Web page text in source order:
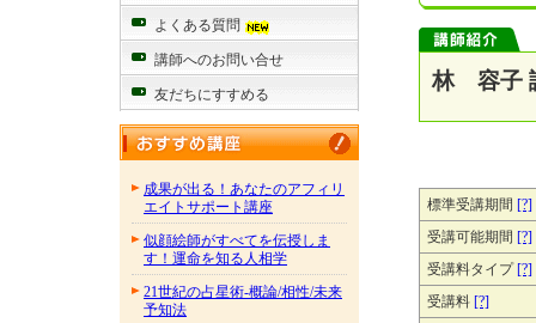
よくある質問
講師へのお問い合せ
友だちにすすめる
成果が出る！あなたのアフィリ
エイトサポート講座
似顔絵師がすべてを伝授しま
す！運命を知る人相学
21世紀の占星術-概論/相性/未来
予知法
林 容子
標準受講期間 [?]
受講可能期間 [?]
受講料タイプ[?]
受講料 [?]